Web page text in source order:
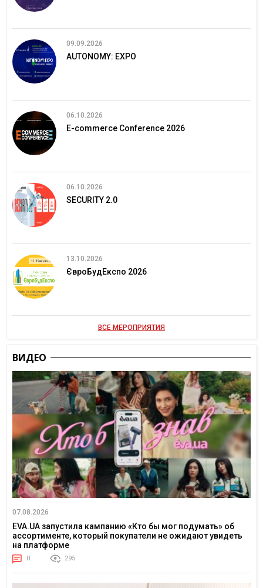
09.09.2026
AUTONOMY: EXPO
06.10.2026
E-commerce Conference 2026
06.10.2026
SECURITY 2.0
13.10.2026
ЄвроБудЕкспо 2026
ВСЕ МЕРОПРИЯТИЯ
ВИДЕО
07.08.2026
EVA.UA запустила кампанию «Кто бы мог подумать» об
ассортименте, который покупатели не ожидают увидеть
на платформе
0 295